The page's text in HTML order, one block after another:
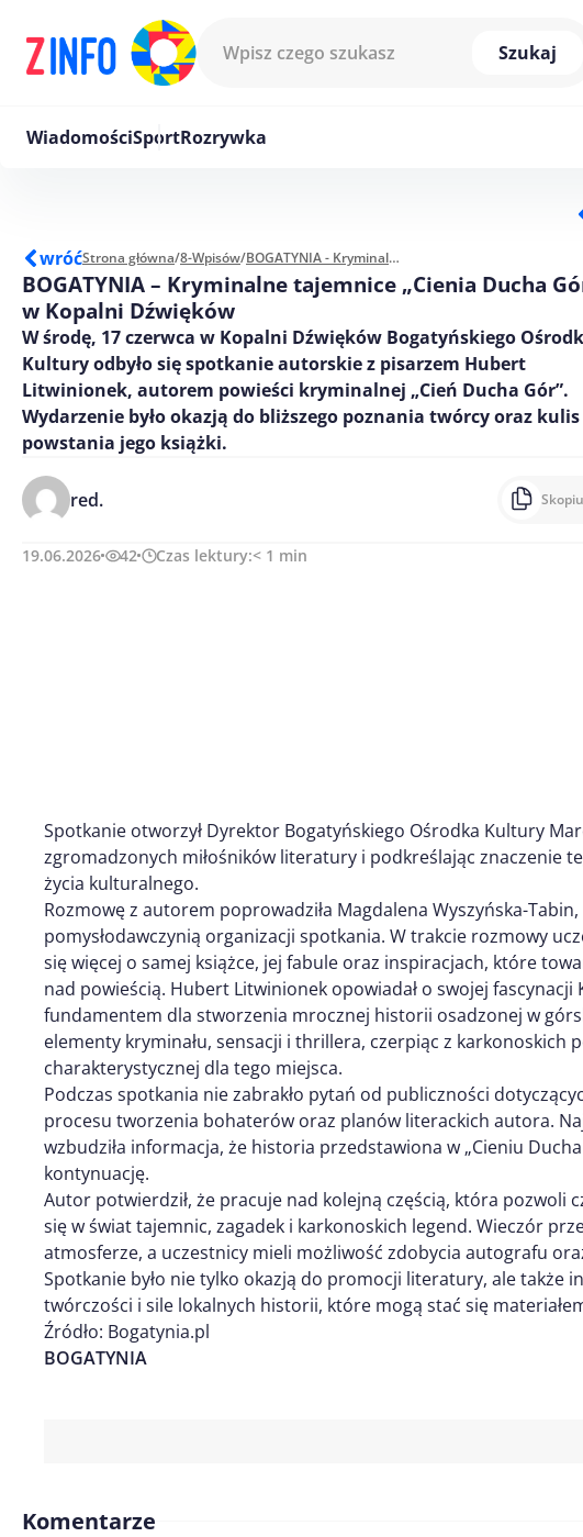
Szukaj
WiadomościSportRozrywka
wróćStrona główna/8-Wpisów/ BOGATYNIA - Kryminalne tajemnice „Cienia Ducha Gór” w Kopalni Dźwięków
BOGATYNIA – Kryminalne tajemnice „Cienia Ducha
w Kopalni Dźwięków
W środę, 17 czerwca w Kopalni Dźwięków Bogatyńskiego
Kultury odbyło się spotkanie autorskie z pisarzem Hubert
Litwinionek, autorem powieści kryminalnej „Cień Ducha Gór”.
Wydarzenie było okazją do bliższego poznania twórcy oraz kulis
powstania jego książki.
red.
19.06.2026 42 Czas lektury:< 1 min
Spotkanie otworzył Dyrektor Bogatyńskiego Ośrodka Kultury
zgromadzonych miłośników literatury i podkreślając znaczenie
życia kulturalnego.
Rozmowę z autorem poprowadziła Magdalena Wyszyńska-
pomysłodawczynią organizacji spotkania. W trakcie rozmowy
się więcej o samej książce, jej fabule oraz inspiracjach, które
nad powieścią. Hubert Litwinionek opowiadał o swojej fascynacji
fundamentem dla stworzenia mrocznej historii osadzonej w
elementy kryminału, sensacji i thrillera, czerpiąc z karkonoskich
charakterystycznej dla tego miejsca.
Podczas spotkania nie zabrakło pytań od publiczności
procesu tworzenia bohaterów oraz planów literackich autora.
wzbudziła informacja, że historia przedstawiona w „Cieniu
kontynuację.
Autor potwierdził, że pracuje nad kolejną częścią, która pozwoli
się w świat tajemnic, zagadek i karkonoskich legend. Wieczór
atmosferze, a uczestnicy mieli możliwość zdobycia autografu
Spotkanie było nie tylko okazją do promocji literatury, ale także
twórczości i sile lokalnych historii, które mogą stać się
Źródło: Bogatynia.pl
BOGATYNIA
Komentarze